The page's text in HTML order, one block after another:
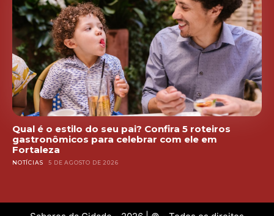
Qual é o estilo do seu pai? Confira 5 roteiros
gastronômicos para celebrar com ele em
Fortaleza
NOTÍCIAS 5 DE AGOSTO DE 2026